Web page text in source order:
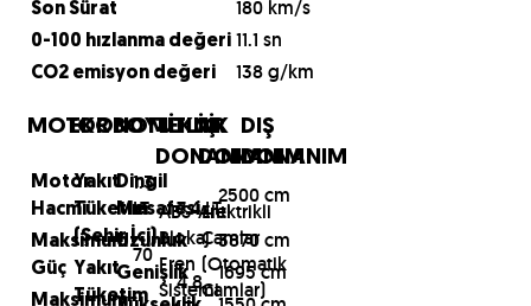
Son Sürat 180 km/s
0-100 hızlanma değeri 11.1 sn
CO2 emisyon değeri 138 g/km
MOTOR
Motor
Hacmi
1.3
LT
Maksimum
Güç
70
Maksimum
EKONOMİ
Yakıt
Tüketim
(Şehir İçi)
7.4 LT
Yakıt
Tüketim
4.8
BOYUTLAR
Dingil
Mesafesi
2500 cm
Uzunluk 3870 cm
Genişlik 1695 cm
TEKNİK
DONANIM
ABS-Anti
Blokaj
Fren
Sistemi
İÇ
DONANIM
Elektrikli
Camlar
(Otomatik
Camlar)
DIŞ
DONANIM